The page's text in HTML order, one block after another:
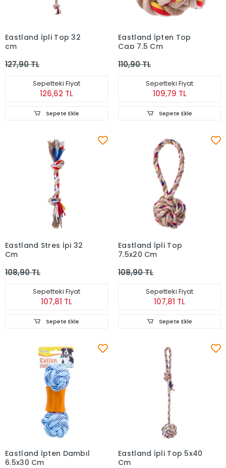
Eastland İpli Top 32
cm
127,90 TL
Sepetteki Fiyat
126,62 TL
Sepete Ekle
Eastland İpten Top
Çap 7,5 Cm
110,90 TL
Sepetteki Fiyat
109,79 TL
Sepete Ekle
Eastland Stres İpi 32
Cm
108,90 TL
Sepetteki Fiyat
107,81 TL
Sepete Ekle
Eastland İpli Top
7,5x20 Cm
108,90 TL
Sepetteki Fiyat
107,81 TL
Sepete Ekle
Eastland İpten Dambıl
6.5x30 Cm
Eastland İpli Top 5x40
Cm